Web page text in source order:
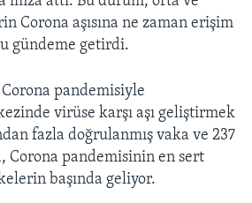
Corona aşısına ne zaman erişim
gündeme getirdi.
pandemisiyle
virüse karşı aşı geliştirmek
fazla doğrulanmış vaka ve 237
Corona pandemisinin en sert
başında geliyor.